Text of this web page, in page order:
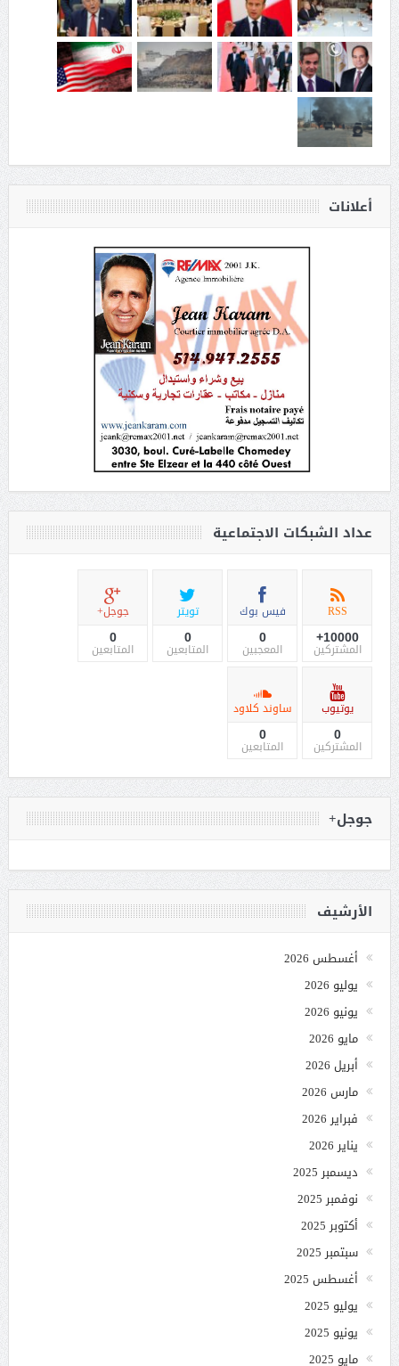
أعلانات
عداد الشبكات الاجتماعية
RSS
10000+
المشتركين
فيس بوك
0
المعجبين
تويتر
0
المتابعين
جوجل+
0
المتابعين
يوتيوب
0
المشتركين
ساوند كلاود
0
المتابعين
جوجل+
الأرشيف
أغسطس 2026
يوليو 2026
يونيو 2026
مايو 2026
أبريل 2026
مارس 2026
فبراير 2026
يناير 2026
ديسمبر 2025
نوفمبر 2025
أكتوبر 2025
سبتمبر 2025
أغسطس 2025
يوليو 2025
يونيو 2025
مايو 2025